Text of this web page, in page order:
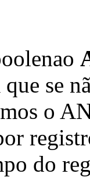
se
o
do